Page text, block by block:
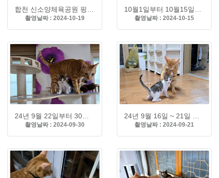
촬영날짜 : 2024-10-19 촬영날짜 : 2024-10-15
촬영날짜 : 2024-09-30 촬영날짜 : 2024-09-21